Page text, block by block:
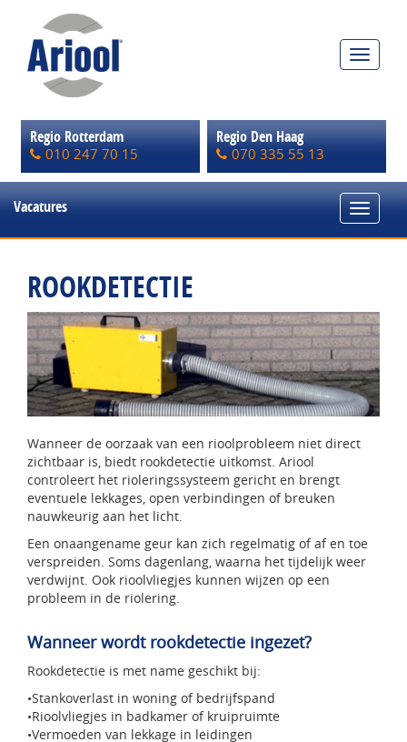
Toggle
Regio Rotterdam
010 247 70 15
Regio Den Haag
070 335 55 13
Vacatures
Toggle
ROOKDETECTIE
Wanneer de oorzaak van een rioolprobleem niet direct
zichtbaar is, biedt rookdetectie uitkomst. Ariool
controleert het rioleringssysteem gericht en brengt
eventuele lekkages, open verbindingen of breuken
nauwkeurig aan het licht.
Een onaangename geur kan zich regelmatig of af en toe
verspreiden. Soms dagenlang, waarna het tijdelijk weer
verdwijnt. Ook rioolvliegjes kunnen wijzen op een
probleem in de riolering.
Wanneer wordt rookdetectie ingezet?
Rookdetectie is met name geschikt bij:
•Stankoverlast in woning of bedrijfspand
•Rioolvliegjes in badkamer of kruipruimte
•Vermoeden van lekkage in leidingen